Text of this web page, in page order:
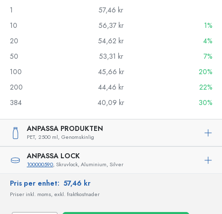
1
57,46 kr
10
56,37 kr
1%
20
54,62 kr
4%
50
53,31 kr
7%
100
45,66 kr
20%
200
44,46 kr
22%
384
40,09 kr 30%
ANPASSA PRODUKTEN
PET, 2500 ml, Genomskinlig
ANPASSA LOCK
100000590, Skruvlock, Aluminium, Silver
Pris per enhet: 57,46 kr
Priser inkl. moms, exkl. fraktkostnader